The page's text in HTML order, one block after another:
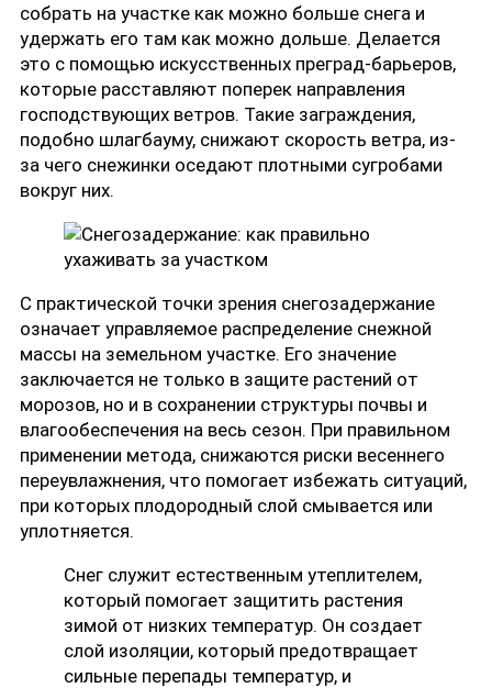
собрать на участке как можно больше снега и
удержать его там как можно дольше. Делается
это с помощью искусственных преград-барьеров,
которые расставляют поперек направления
господствующих ветров. Такие заграждения,
подобно шлагбауму, снижают скорость ветра, из-
за чего снежинки оседают плотными сугробами
вокруг них.
С практической точки зрения снегозадержание
означает управляемое распределение снежной
массы на земельном участке. Его значение
заключается не только в защите растений от
морозов, но и в сохранении структуры почвы и
влагообеспечения на весь сезон. При правильном
применении метода, снижаются риски весеннего
переувлажнения, что помогает избежать ситуаций,
при которых плодородный слой смывается или
уплотняется.
Снег служит естественным утеплителем,
который помогает защитить растения
зимой от низких температур. Он создает
слой изоляции, который предотвращает
сильные перепады температур, и